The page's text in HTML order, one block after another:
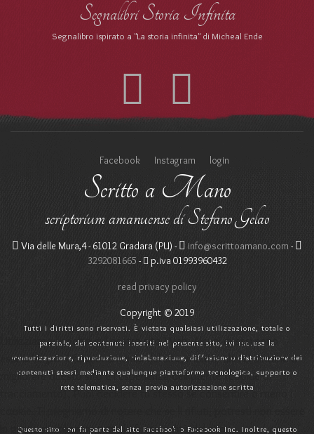
Segnalibri Storia Infinita
Segnalibro ispirato a "La storia infinita" di Micheal Ende
Facebook Instagram login
Scritto a Mano
scriptorium amanuense di Stefano Gelao
Via delle Mura,4 - 61012 Gradara (PU) - info@scrittoamano.com -
3292081665 - p.iva 01993960432
read privacy policy
Copyright © 2019
Tutti i diritti sono riservati. È vietata qualsiasi utilizzazione, totale o
parziale, dei contenuti inseriti nel presente sito, ivi inclusa la
memorizzazione, riproduzione, rielaborazione, diffusione o distribuzione dei
contenuti stessi mediante qualunque piattaforma tecnologica, supporto o
rete telematica, senza previa autorizzazione scritta
Questo sito non fa parte del sito Facebook o Facebook Inc. Inoltre, questo
Utilizziamo i cookie sul nostro sito Web. Alcuni di essi sono
essenziali per il funzionamento del sito, mentre altri ci aiutano a
migliorare questo sito e l'esperienza dell'utente (cookie di
tracciamento). Puoi decidere tu stesso se consentire o meno i
in grado di utilizzare tutte le funzionalità del sito.